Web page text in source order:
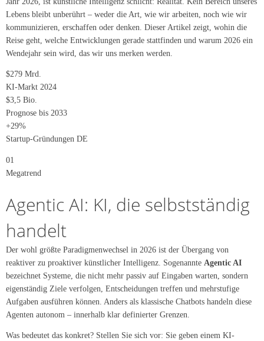
Lebens bleibt unberührt – weder die Art, wie wir arbeiten, noch wie wir
kommunizieren, erschaffen oder denken. Dieser Artikel zeigt, wohin die
Reise geht, welche Entwicklungen gerade stattfinden und warum 2026 ein
Wendejahr sein wird, das wir uns merken werden.
$279 Mrd.
KI-Markt 2024
$3,5 Bio.
Prognose bis 2033
+29%
Startup-Gründungen DE
01
Megatrend
Agentic AI: KI, die selbstständig
handelt
Der wohl größte Paradigmenwechsel in 2026 ist der Übergang von
reaktiver zu proaktiver künstlicher Intelligenz. Sogenannte Agentic AI
bezeichnet Systeme, die nicht mehr passiv auf Eingaben warten, sondern
eigenständig Ziele verfolgen, Entscheidungen treffen und mehrstufige
Aufgaben ausführen können. Anders als klassische Chatbots handeln diese
Agenten autonom – innerhalb klar definierter Grenzen.
Was bedeutet das konkret? Stellen Sie sich vor: Sie geben einem KI-